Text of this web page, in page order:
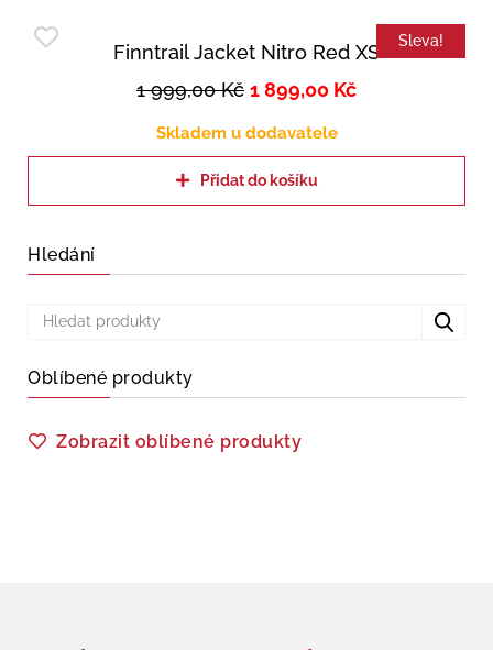
Sleva!
Finntrail Jacket Nitro Red XS
1 999,00Kč 1 899,00 Kč
Skladem u dodavatele
Přidat do košíku
Hledání
Oblíbené produkty
Zobrazit oblíbené produkty